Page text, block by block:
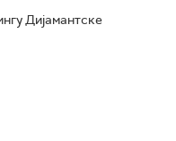
Дијамантске